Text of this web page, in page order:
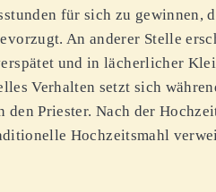
für sich zu gewinnen,
An anderer Stelle
und in lächerlicher
Verhalten setzt sich
den Priester. Nach der
Hochzeitsmahl